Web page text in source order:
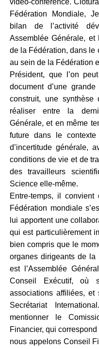
vidéo-conférence.
Fédération Mondiale,
bilan de l’activité
Assemblée Générale, et
de la Fédération, dans le
au sein de la Fédération
Président, que l’on
document d’une
construit, une
réaliser entre la
Générale, et en même
future dans le
d’incertitude générale,
conditions de vie et de
des travailleurs
Science elle-même.
Entre-temps, il
Fédération mondiale
lui apportent une
qui est particulièrement
bien compris que le
organes dirigeants de la
est l’Assemblée
Conseil Exécutif, où
associations affiliées, et
Secrétariat
mentionner le
Financier, qui
nous appelons Conseil